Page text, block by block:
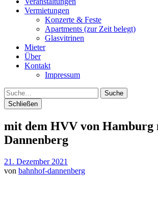
Vermietungen
Konzerte & Feste
Apartments (zur Zeit belegt)
Glasvitrinen
Mieter
Über
Kontakt
Impressum
Suche
Schließen
mit dem HVV von Hamburg
Dannenberg
21. Dezember 2021
von bahnhof-dannenberg